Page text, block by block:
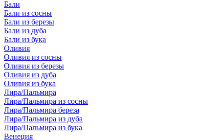
Бали
Бали из сосны
Бали из березы
Бали из дуба
Бали из бука
Оливия
Оливия из сосны
Оливия из березы
Оливия из дуба
Оливия из бука
Лира/Пальмира
Лира/Пальмира из сосны
Лира/Пальмира береза
Лира/Пальмира из дуба
Лира/Пальмира из бука
Венеция